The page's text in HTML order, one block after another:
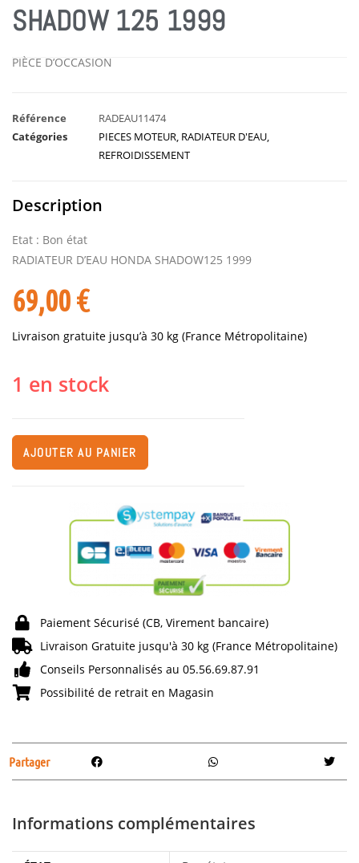
SHADOW 125 1999
PIÈCE D’OCCASION
Référence
RADEAU11474
Catégories
PIECES MOTEUR RADIATEUR D'EAU
REFROIDISSEMENT
Description
Etat : Bon état
RADIATEUR D’EAU HONDA SHADOW125 1999
69,00€
Livraison gratuite jusqu’à 30 kg (France Métropolitaine)
1 en stock
AJOUTER AU PANIER
Paiement Sécurisé (CB, Virement bancaire)
Livraison Gratuite jusqu'à 30 kg (France Métropolitaine)
Conseils Personnalisés au 05.56.69.87.91
Possibilité de retrait en Magasin
Partager
Informations complémentaires